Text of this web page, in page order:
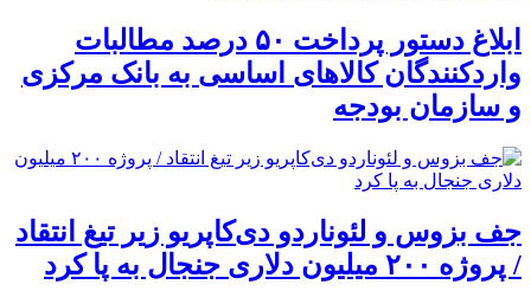
ابلاغ دستور پرداخت ۵۰ درصد مطالبات
واردکنندگان کالاهای اساسی به بانک مرکزی
و سازمان بودجه
جف بزوس و لئوناردو دی‌کاپریو زیر تیغ انتقاد
/ پروژه ۲۰۰ میلیون دلاری جنجال به پا کرد